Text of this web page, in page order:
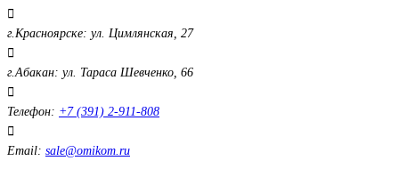
г.Красноярске: ул. Цимлянская, 27
г.Абакан: ул. Тараса Шевченко, 66
Телефон: +7 (391) 2-911-808
Email: sale@omikom.ru